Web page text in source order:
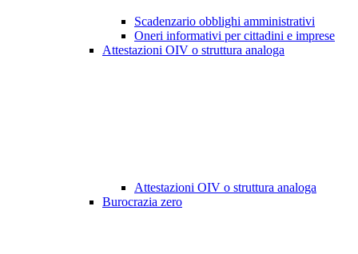
Scadenzario obblighi amministrativi
Oneri informativi per cittadini e imprese
Attestazioni OIV o struttura analoga
Attestazioni OIV o struttura analoga
Burocrazia zero